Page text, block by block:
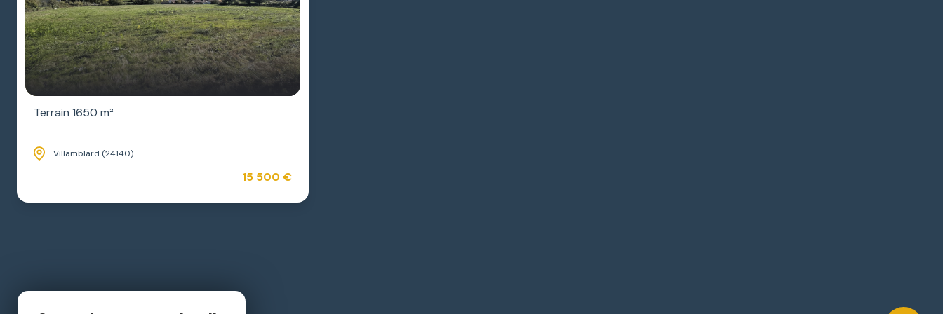
Terrain 1650 m²
Villamblard (24140)
15 500 €